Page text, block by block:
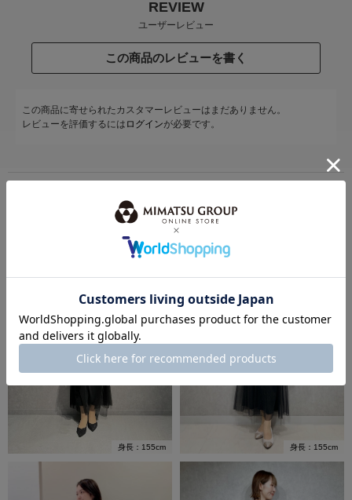
REVIEW
ユーザーレビュー
この商品のレビューを書く
この商品に寄せられたカスタマーレビューはまだありません。
レビューを評価するには ログインが必要です。
STAFF COODENATE
スタッフコーディネート
身長：155cm 身長：155cm